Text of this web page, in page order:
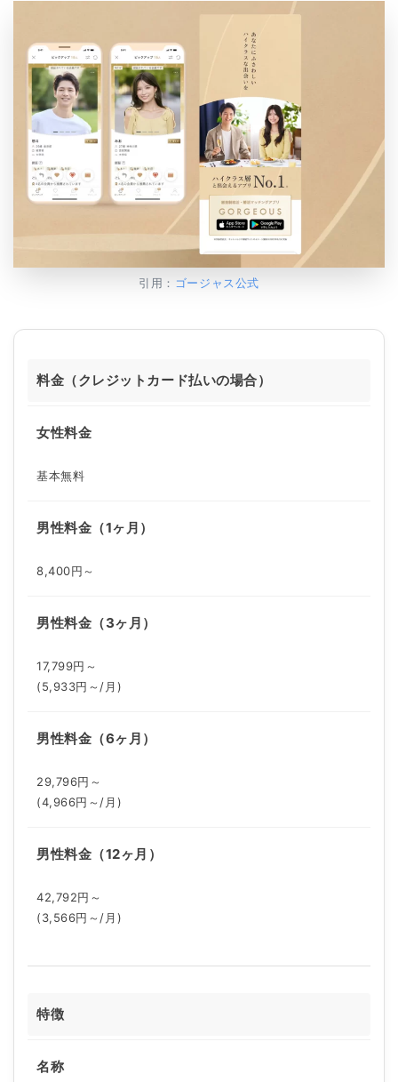
引用： ゴージャス公式
料金（クレジットカード払いの場合）
女性料金
基本無料
男性料金（1ヶ月）
8,400円～
男性料金（3ヶ月）
17,799円～
(5,933円～/月)
男性料金（6ヶ月）
29,796円～
(4,966円～/月)
男性料金（12ヶ月）
42,792円～
(3,566円～/月)
特徴
名称